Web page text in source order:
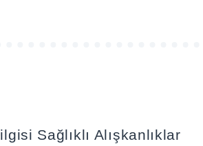
Sağlıklı Alışkanlıklar